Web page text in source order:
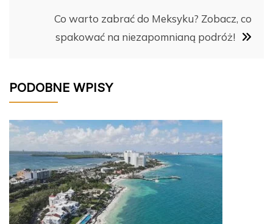
Co warto zabrać do Meksyku? Zobacz, co
spakować na niezapomnianą podróż!
PODOBNE WPISY